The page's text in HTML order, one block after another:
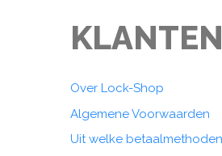
Over Lock-Shop
Algemene Voorwaarden
Uit welke